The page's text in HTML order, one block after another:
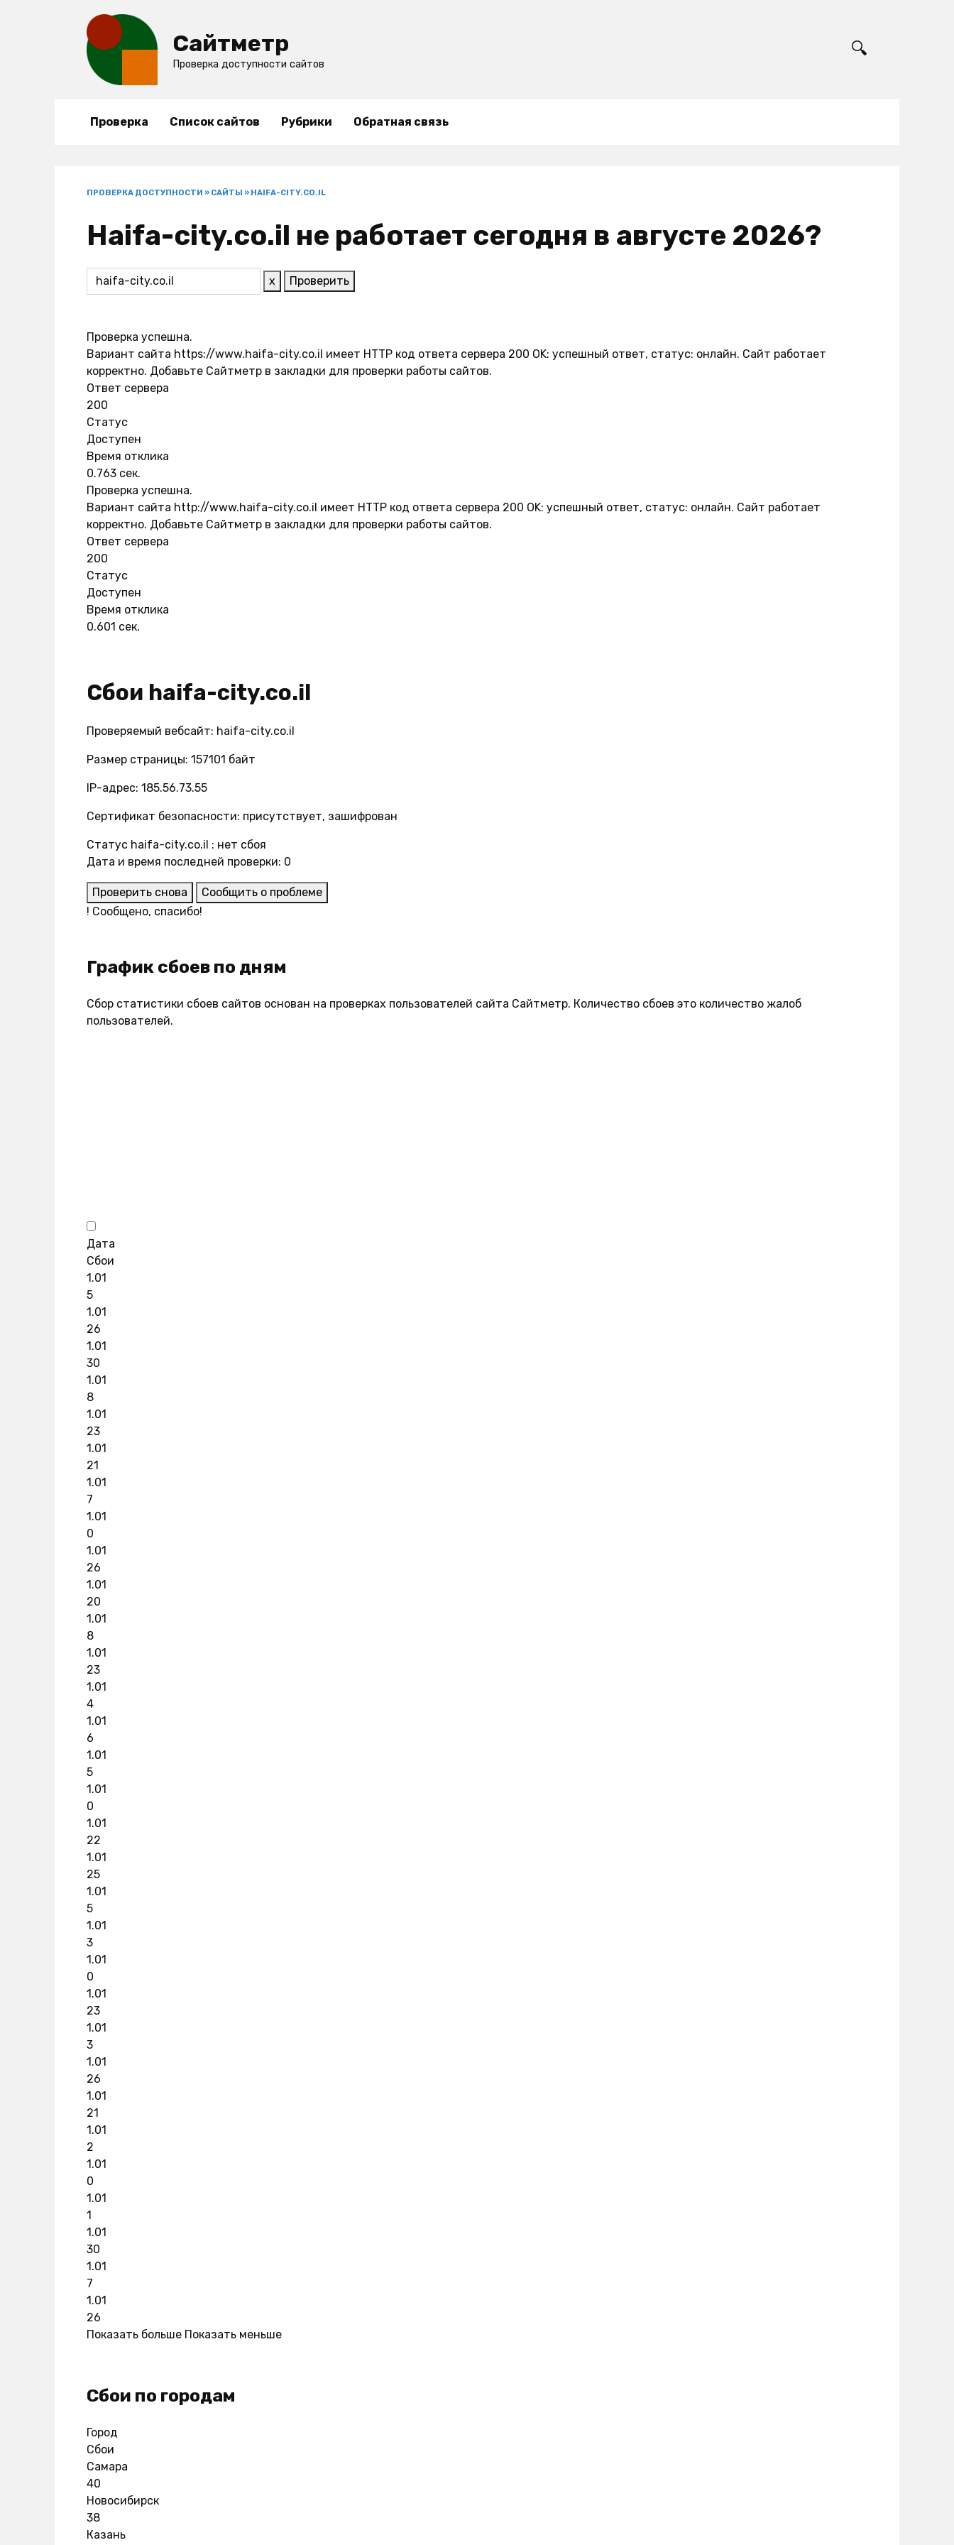
Сайтметр
Проверка доступности сайтов
Проверка Список сайтов Рубрики Обратная связь
ПРОВЕРКА ДОСТУПНОСТИ » САЙТЫ » HAIFA-CITY.CO.IL
Haifa-city.co.il не работает сегодня в августе 2026?
x Проверить
Проверка успешна.
Вариант сайта https://www.haifa-city.co.il имеет HTTP код ответа сервера 200 OK: успешный ответ, статус: онлайн. Сайт работает
корректно. Добавьте Сайтметр в закладки для проверки работы сайтов.
Ответ сервера
200
Статус
Доступен
Время отклика
0.763 сек.
Проверка успешна.
Вариант сайта http://www.haifa-city.co.il имеет HTTP код ответа сервера 200 OK: успешный ответ, статус: онлайн. Сайт работает
корректно. Добавьте Сайтметр в закладки для проверки работы сайтов.
Ответ сервера
200
Статус
Доступен
Время отклика
0.601 сек.
Сбои haifa-city.co.il
Проверяемый вебсайт: haifa-city.co.il
Размер страницы: 157101 байт
IP-адрес: 185.56.73.55
Сертификат безопасности: присутствует, зашифрован
Статус haifa-city.co.il : нет сбоя
Дата и время последней проверки: 0
Проверить снова
Сообщить о проблеме
! Сообщено, спасибо!
График сбоев по дням
Сбор статистики сбоев сайтов основан на проверках пользователей сайта Сайтметр. Количество сбоев это количество жалоб
пользователей.
Дата
Сбои
1.01
5
1.01
26
1.01
30
1.01
8
1.01
23
1.01
21
1.01
7
1.01
0
1.01
26
1.01
20
1.01
8
1.01
23
1.01
4
1.01
6
1.01
5
1.01
0
1.01
22
1.01
25
1.01
5
1.01
3
1.01
0
1.01
23
1.01
3
1.01
26
1.01
21
1.01
2
1.01
0
1.01
1
1.01
30
1.01
7
1.01
26
Показать больше Показать меньше
Сбои по городам
Город
Сбои
Самара
40
Новосибирск
38
Казань